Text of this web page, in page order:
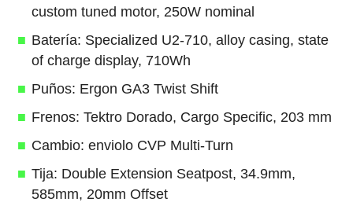
custom tuned motor, 250W nominal
Batería: Specialized U2-710, alloy casing, state
of charge display, 710Wh
Puños: Ergon GA3 Twist Shift
Frenos: Tektro Dorado, Cargo Specific, 203 mm
Cambio: enviolo CVP Multi-Turn
Tija: Double Extension Seatpost, 34.9mm,
585mm, 20mm Offset